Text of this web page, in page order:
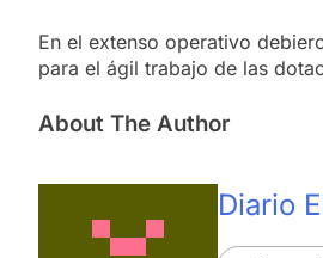
En el extenso operativo
para el ágil trabajo de las
About The Author
Diario